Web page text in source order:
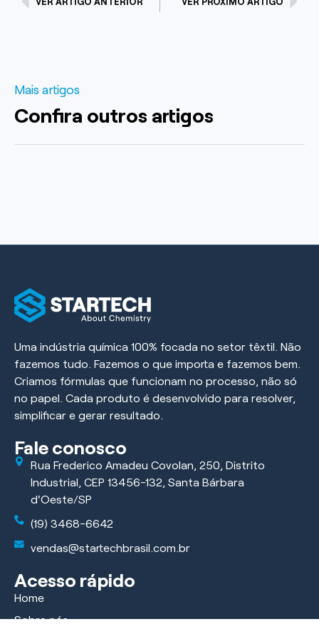
Mais artigos
Confira outros artigos
Uma indústria química 100% focada no setor têxtil. Não
fazemos tudo. Fazemos o que importa e fazemos bem.
Criamos fórmulas que funcionam no processo, não só
no papel. Cada produto é desenvolvido para resolver,
simplificar e gerar resultado.
Fale conosco
Rua Frederico Amadeu Covolan, 250, Distrito
Industrial, CEP 13456-132, Santa Bárbara
d'Oeste/SP
(19) 3468-6642
vendas@startechbrasil.com.br
Acesso rápido
Home
Sobre nós